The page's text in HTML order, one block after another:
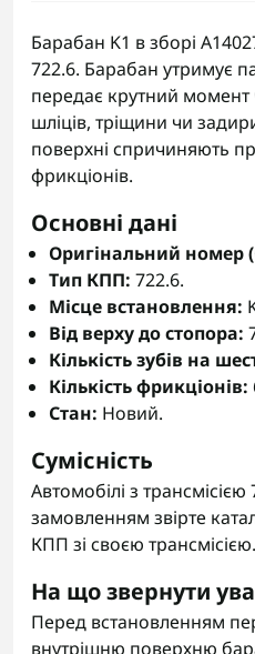
Барабан K1 в зборі
722.6. Барабан утримує
передає крутний момент
шліців, тріщини чи
поверхні спричиняють
фрикціонів.
Основні дані
Оригінальний номер
Тип КПП: 722.6.
Місце встановлення:
Від верху до стопора:
Кількість зубів на
Кількість фрикціонів:
Стан: Новий.
Сумісність
Автомобілі з
замовленням звірте
КПП зі своєю трансмісією.
На що звернути
Перед встановленням
внутрішню поверхню